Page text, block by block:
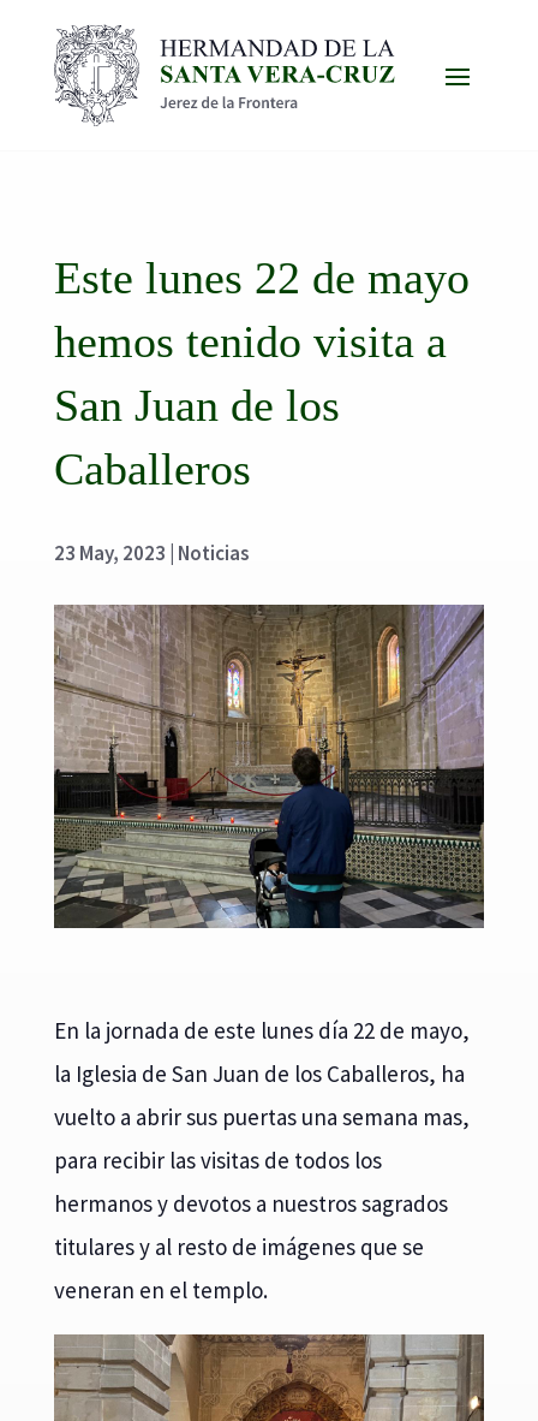
Este lunes 22 de mayo
hemos tenido visita a
San Juan de los
Caballeros
23 May, 2023 Noticias
En la jornada de este lunes día 22 de mayo,
la Iglesia de San Juan de los Caballeros, ha
vuelto a abrir sus puertas una semana mas,
para recibir las visitas de todos los
hermanos y devotos a nuestros sagrados
titulares y al resto de imágenes que se
veneran en el templo.